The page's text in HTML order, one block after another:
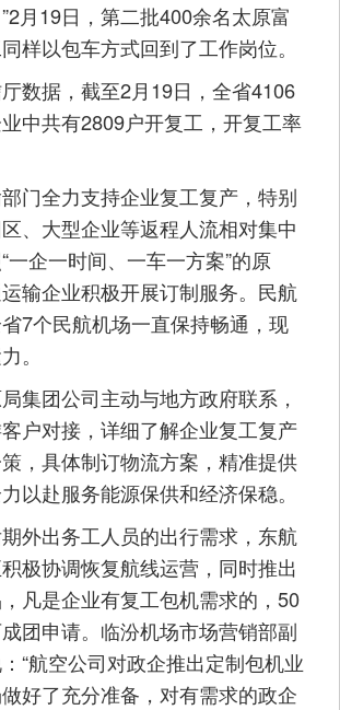
月19日，第二批400余名太原富
样以包车方式回到了工作岗位。
据，截至2月19日，全省4106
中共有2809户开复工，开复工率
全力支持企业复工复产，特别
、大型企业等返程人流相对集中
一企一时间、一车一方案”的原
输企业积极开展订制服务。民航
7个民航机场一直保持畅通，现
。
团公司主动与地方政府联系，
户对接，详细了解企业复工复产
，具体制订物流方案，精准提供
以赴服务能源保供和经济保稳。
出务工人员的出行需求，东航
极协调恢复航线运营，同时推出
凡是企业有复工包机需求的，50
团申请。临汾机场市场营销部副
“航空公司对政企推出定制包机业
好了充分准备，对有需求的政企